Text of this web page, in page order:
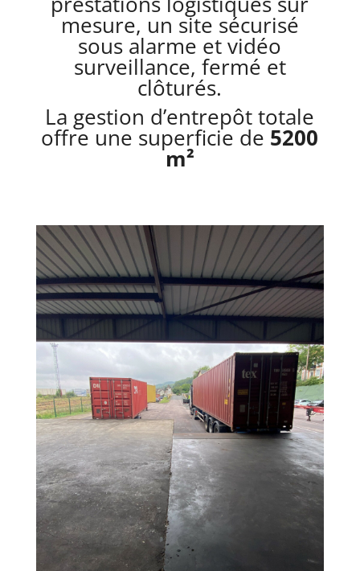
mesure, un site sécurisé
sous alarme et vidéo
surveillance, fermé et
clôturés.
La gestion d’entrepôt totale
offre une superficie de 5200
m²